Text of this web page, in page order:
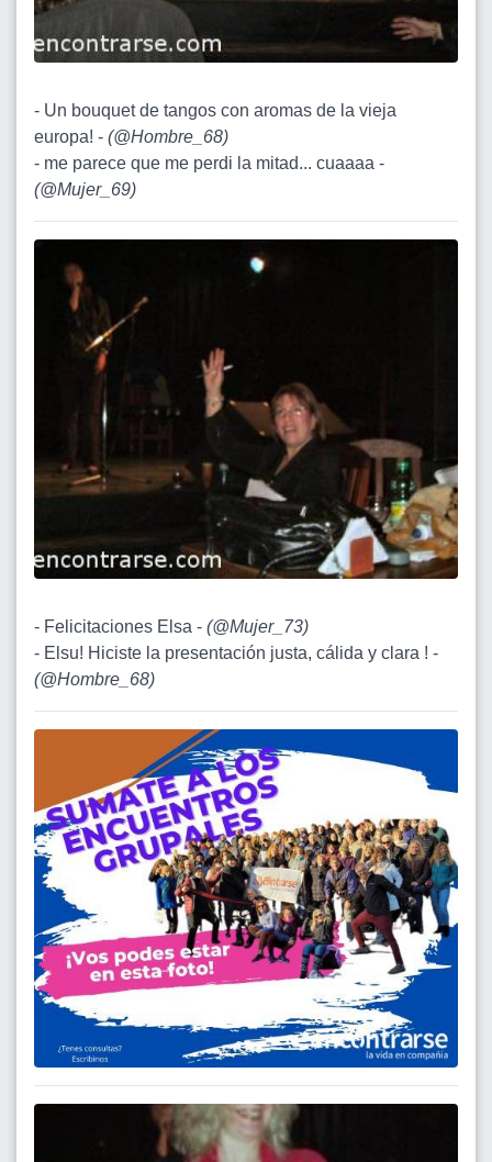
- Un bouquet de tangos con aromas de la vieja
europa! - (@Hombre_68)
- me parece que me perdi la mitad... cuaaaa -
(@Mujer_69)
- Felicitaciones Elsa - (@Mujer_73)
- Elsu! Hiciste la presentación justa, cálida y clara ! -
(@Hombre_68)